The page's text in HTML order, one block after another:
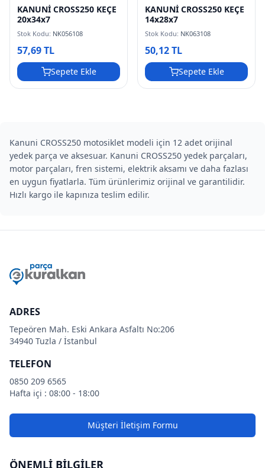
KANUNİ CROSS250 KEÇE
20x34x7
Stok Kodu: NK056108
57,69 TL
Sepete Ekle
KANUNİ CROSS250 KEÇE
14x28x7
Stok Kodu: NK063108
50,12 TL
Sepete Ekle
Kanuni CROSS250 motosiklet modeli için 12 adet orijinal
yedek parça ve aksesuar. Kanuni CROSS250 yedek parçaları,
motor parçaları, fren sistemi, elektrik aksamı ve daha fazlası
en uygun fiyatlarla. Tüm ürünlerimiz orijinal ve garantilidir.
Hızlı kargo ile kapınıza teslim edilir.
ADRES
Tepeören Mah. Eski Ankara Asfaltı No:206
34940 Tuzla / İstanbul
TELEFON
0850 209 6565
Hafta içi : 08:00 - 18:00
Müşteri İletişim Formu
ÖNEMLİ BİLGİLER